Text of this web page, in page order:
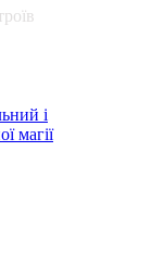
і
магії